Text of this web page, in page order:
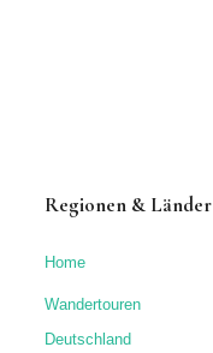
Regionen & Länder
Home
Wandertouren
Deutschland